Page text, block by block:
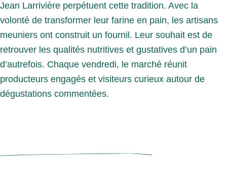
Jean Larrivière perpétuent cette tradition. Avec la
volonté de transformer leur farine en pain, les artisans
meuniers ont construit un fournil. Leur souhait est de
retrouver les qualités nutritives et gustatives d’un pain
d’autrefois. Chaque vendredi, le marché réunit
producteurs engagés et visiteurs curieux autour de
dégustations commentées.